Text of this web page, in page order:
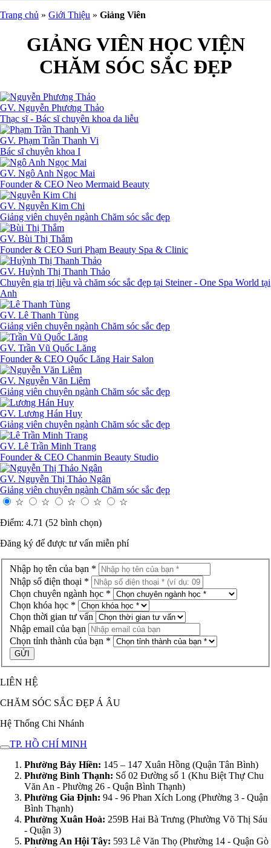
Trang chủ » Giới Thiệu » Giảng Viên
GIẢNG VIÊN HỌC VIỆN
CHĂM SÓC SẮC ĐẸP
GV. Nguyễn Phương Thảo
Thạc sĩ - Bác sĩ chuyên khoa da liễu
GV. Phạm Trần Thanh Vi
Bác sĩ chuyên khoa I
GV. Ngô Anh Ngọc Mai
Founder & CEO Neo Mermaid Beauty
GV. Nguyễn Kim Chi
Giảng viên chuyên ngành Chăm sóc sắc đẹp
GV. Bùi Thị Thắm
Founder & CEO Suri Phạm Beauty Spa & Clinic
GV. Huỳnh Thị Thanh Thảo
Chuyên gia trị liệu và chăm sóc sắc đẹp tại Steiner - One Spa World tại
Anh
GV. Lê Thanh Tùng
Giảng viên chuyên ngành Chăm sóc sắc đẹp
GV. Trần Vũ Quốc Lăng
Founder & CEO Quốc Lăng Hair Salon
GV. Nguyễn Văn Liêm
Giảng viên chuyên ngành Chăm sóc sắc đẹp
GV. Lương Hán Huy
Giảng viên chuyên ngành Chăm sóc sắc đẹp
GV. Lê Trần Minh Trang
Founder & CEO Chanmin Beauty Studio
GV. Nguyễn Thị Thảo Ngân
Giảng viên chuyên ngành Chăm sóc sắc đẹp
☆
☆ ☆ ☆
☆
Điểm: 4.71 (52 bình chọn)
Đăng ký để được tư vấn miễn phí
Nhập họ tên của bạn *
Nhập số điện thoại *
Chọn chuyên ngành học *
Chọn khóa học *
Chọn thời gian tư vấn
Nhập email của bạn
Chọn tỉnh thành của bạn *
LIÊN HỆ
CHĂM SÓC SẮC ĐẸP Á ÂU
Hệ Thống Chi Nhánh
TP. HỒ CHÍ MINH
Phường Bảy Hiền: 145 – 147 Xuân Hồng (Quận Tân Bình)
Phường Bình Thạnh: Số 02 Đường số 1 (Khu Biệt Thự Chu
Văn An - Phường 26 - Quận Bình Thạnh)
Phường Gia Định: 94 - 96 Phan Xích Long (Phường 3 - Quận
Bình Thạnh)
Phường Xuân Hoà: 259B Hai Bà Trưng (Phường Võ Thị Sáu
- Quận 3)
Phường An Hội Tây: 593 Lê Văn Thọ (Phường 14 - Quận Gò